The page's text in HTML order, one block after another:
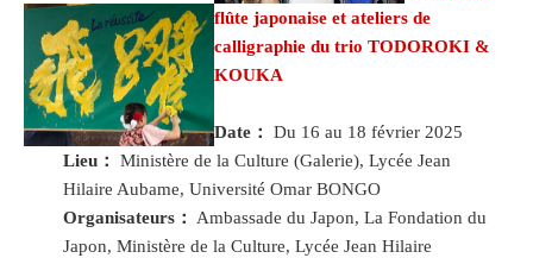
flûte japonaise et ateliers de
calligraphie du trio TODOROKI &
KOUKA
Date：
Du 16 au 18 février 2025
Lieu：
Ministère de la Culture (Galerie), Lycée Jean
Hilaire Aubame, Université Omar BONGO
Organisateurs：
Ambassade du Japon, La Fondation du
Japon, Ministère de la Culture, Lycée Jean Hilaire